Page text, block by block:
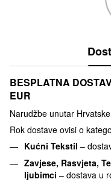
BESPLATNA
EUR
Narudžbe unutar
Rok dostave ovisi o
Kućni Tekstil –
Zavjese, Rasvjeta,
ljubimci – dostava u